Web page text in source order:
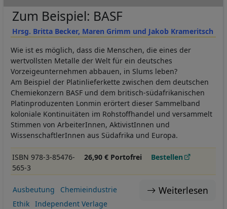
Hrsg. Britta Becker, Maren Grimm und Jakob Krameritsch
Zum Beispiel: BASF
Wie ist es möglich, dass die Menschen, die eines der
wertvollsten Metalle der Welt für ein deutsches
Vorzeigeunternehmen abbauen, in Slums leben?
Am Beispiel der Platinlieferkette zwischen dem deutschen
Chemiekonzern BASF und dem britisch-südafrikanischen
Platinproduzenten Lonmin erörtert dieser Sammelband
koloniale Kontinuitäten im Rohstoffhandel und versammelt
Stimmen von ArbeiterInnen, AktivistInnen und
WissenschaftlerInnen aus Südafrika und Europa.
ISBN 978-3-85476-
565-3
26,90 € Portofrei Bestellen
Weiterlesen
Ausbeutung
Chemieindustrie
Ethik
Independent Verlage